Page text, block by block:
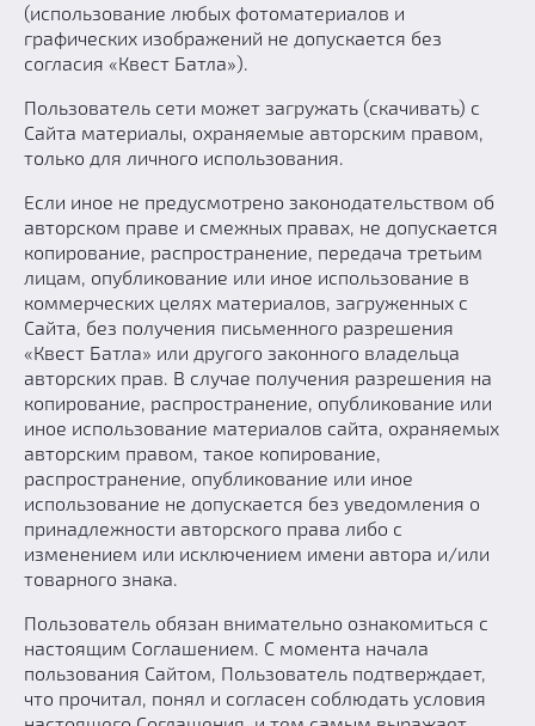
(использование любых фотоматериалов и
графических изображений не допускается без
согласия «Квест Батла»).
Пользователь сети может загружать (скачивать) с
Сайта материалы, охраняемые авторским правом,
только для личного использования.
Если иное не предусмотрено законодательством об
авторском праве и смежных правах, не допускается
копирование, распространение, передача третьим
лицам, опубликование или иное использование в
коммерческих целях материалов, загруженных с
Сайта, без получения письменного разрешения
«Квест Батла» или другого законного владельца
авторских прав. В случае получения разрешения на
копирование, распространение, опубликование или
иное использование материалов сайта, охраняемых
авторским правом, такое копирование,
распространение, опубликование или иное
использование не допускается без уведомления о
принадлежности авторского права либо с
изменением или исключением имени автора и/или
товарного знака.
Пользователь обязан внимательно ознакомиться с
настоящим Соглашением. С момента начала
пользования Сайтом, Пользователь подтверждает,
что прочитал, понял и согласен соблюдать условия